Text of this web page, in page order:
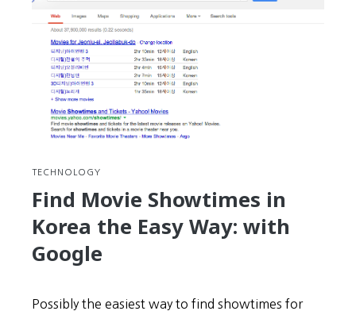
TECHNOLOGY
Find Movie Showtimes in
Korea the Easy Way: with
Google
Possibly the easiest way to find showtimes for